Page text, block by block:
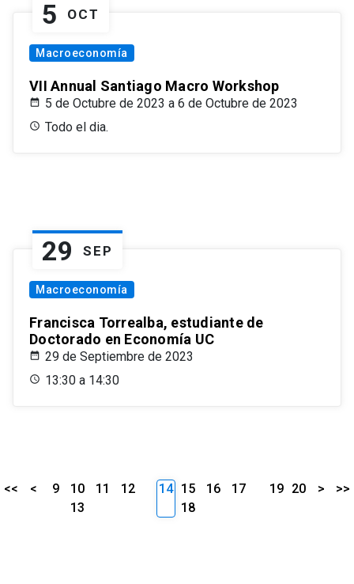
5 OCT
Macroeconomía
VII Annual Santiago Macro Workshop
5 de Octubre de 2023 a 6 de Octubre de 2023
Todo el dia.
29 SEP
Macroeconomía
Francisca Torrealba, estudiante de
Doctorado en Economía UC
29 de Septiembre de 2023
13:30 a 14:30
<< < 9 10 11
12
13
14 15 16
17
18
19 20 > >>